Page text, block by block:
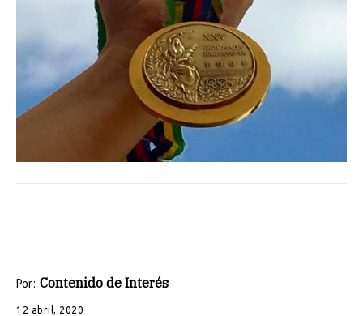
Por: Contenido de Interés
12 abril, 2020